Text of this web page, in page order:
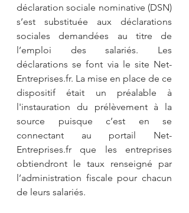
déclaration sociale nominative (DSN)
s’est substituée aux déclarations
sociales demandées au titre de
l’emploi des salariés. Les
déclarations se font via le site Net-
Entreprises.fr. La mise en place de ce
dispositif était un préalable à
l'instauration du prélèvement à la
source puisque c’est en se
connectant au portail Net-
Entreprises.fr que les entreprises
obtiendront le taux renseigné par
l’administration fiscale pour chacun
de leurs salariés.